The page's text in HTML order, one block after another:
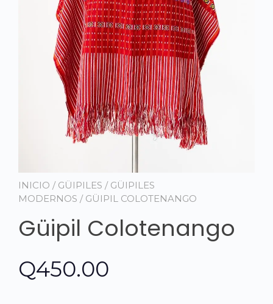
INICIO / GÜIPILES / GÜIPILES
MODERNOS / GÜIPIL COLOTENANGO
Güipil Colotenango
Q450.00